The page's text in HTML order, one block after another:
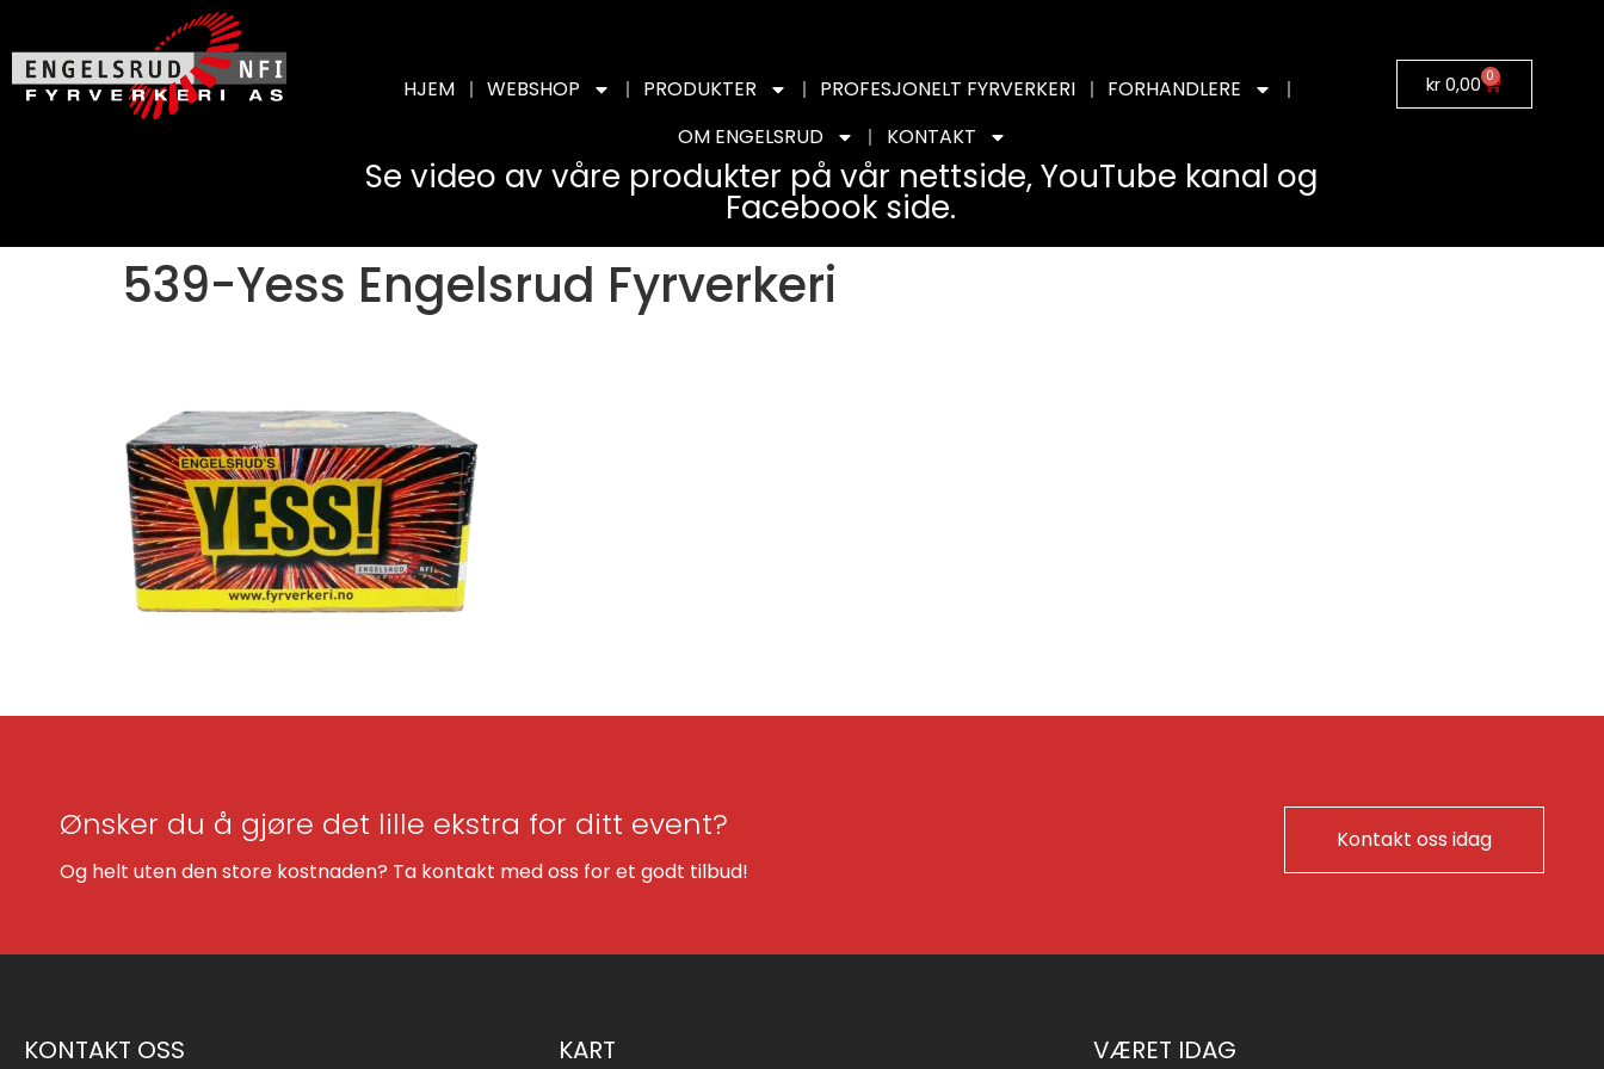
HJEM WEBSHOP PRODUKTER PROFESJONELT FYRVERKERI
FORHANDLERE
OM ENGELSRUD
KONTAKT
Se video av våre produkter på vår nettside, YouTube kanal og
Facebook side.
kr0,00 0
539-Yess Engelsrud Fyrverkeri
Ønsker du å gjøre det lille ekstra for ditt event?
Og helt uten den store kostnaden? Ta kontakt med oss for et godt tilbud!
Kontakt oss idag
KONTAKT OSS KART VÆRET IDAG